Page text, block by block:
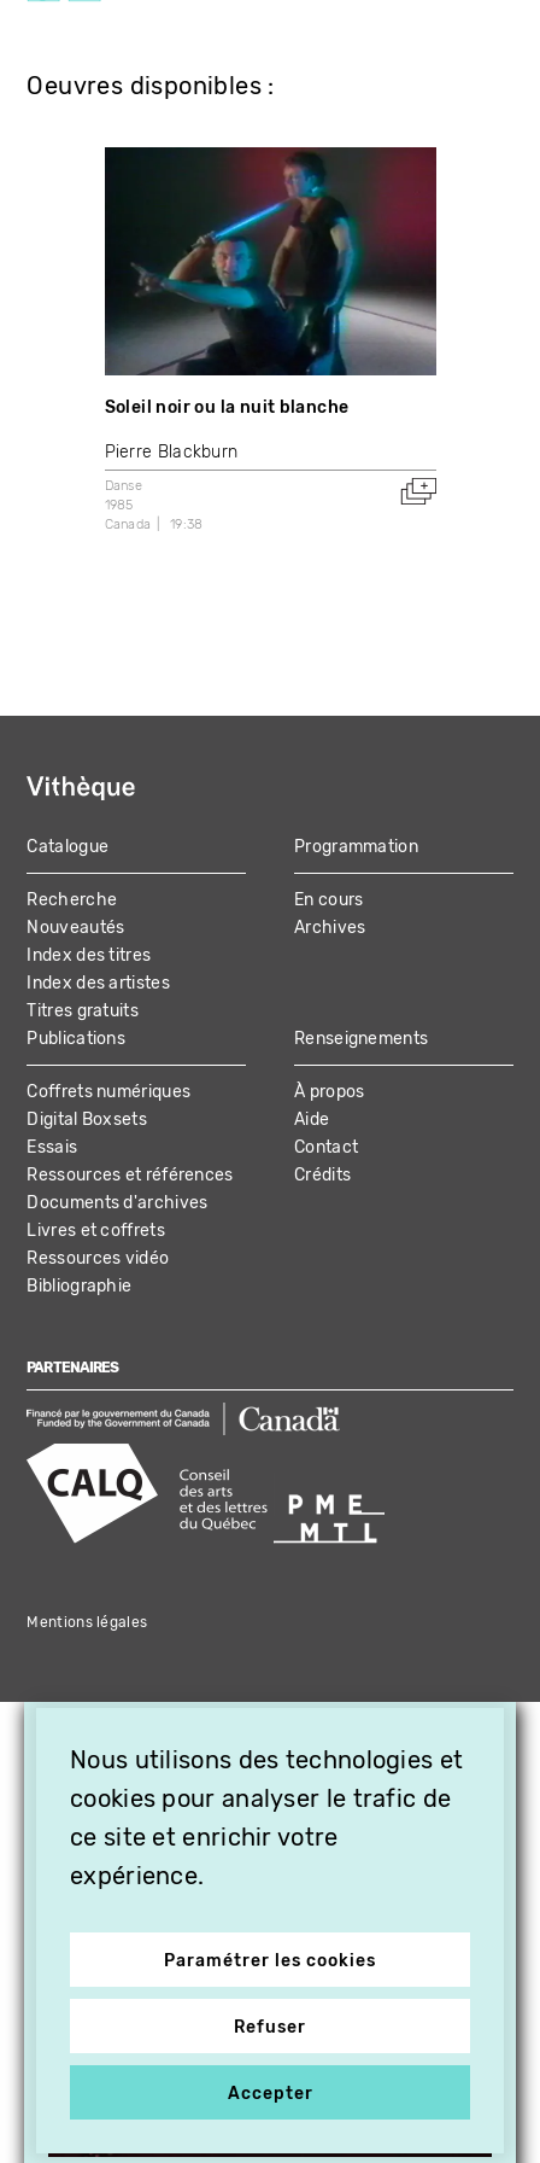
Oeuvres disponibles :
Soleil noir ou la nuit blanche
Pierre Blackburn
Danse
1985
Canada
19:38
MAIN
NAVIGATION
Catalogue
Recherche
Nouveautés
Index des titres
Index des artistes
Titres gratuits
Programmation
En cours
Archives
Publications
Coffrets numériques
Digital Boxsets
Essais
Ressources et références
Documents d'archives
Livres et coffrets
Ressources vidéo
Bibliographie
Renseignements
À propos
Aide
Contact
Crédits
PARTENAIRES
Mentions légales
Nous utilisons des technologies et
cookies pour analyser le trafic de
ce site et enrichir votre
expérience.
Paramétrer les cookies
Refuser
Accepter
OFFREZ LA VIDÉO EN
CADEAU, ABONNEZ VOS
PROCHES À VITHÈQUE !